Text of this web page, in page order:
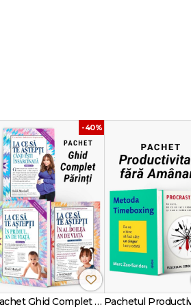
naratorul, deși conștient, nu poate să
el începe o conversație interioară cu
modul în care putem depăși
a descoperi scopul real al vieții noastre
trezească, Prizonierul se adresează celor
umane l-a purtat în peste optsprezece
a înființat Vision Quest Centre în Valle Bravo
desfășoară conferințe, seminare și
este invitat cu regularitate la radio și TV,
Salama Penhos, director, Universitatea
-40%
Pachet Ghid Complet Părinți